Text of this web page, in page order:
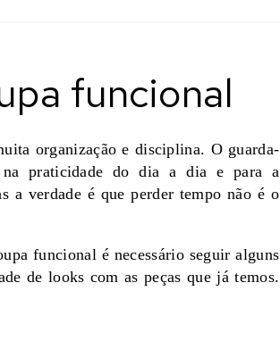
funcional
organização e disciplina. O guarda-
na praticidade do dia a dia e para a
a verdade é que perder tempo não é o
funcional é necessário seguir alguns
de looks com as peças que já temos.